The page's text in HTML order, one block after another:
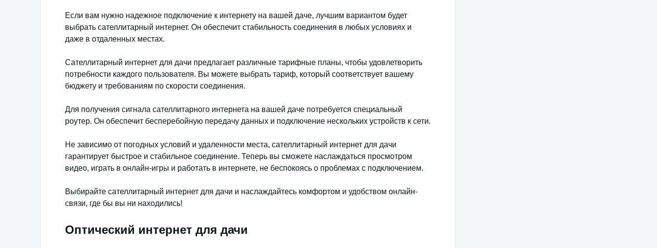
Если вам нужно надежное подключение к интернету на вашей даче, лучшим вариантом будет
выбрать сателлитарный интернет. Он обеспечит стабильность соединения в любых условиях и
даже в отдаленных местах.
Сателлитарный интернет для дачи предлагает различные тарифные планы, чтобы удовлетворить
потребности каждого пользователя. Вы можете выбрать тариф, который соответствует вашему
бюджету и требованиям по скорости соединения.
Для получения сигнала сателлитарного интернета на вашей даче потребуется специальный
роутер. Он обеспечит бесперебойную передачу данных и подключение нескольких устройств к сети.
Не зависимо от погодных условий и удаленности места, сателлитарный интернет для дачи
гарантирует быстрое и стабильное соединение. Теперь вы сможете наслаждаться просмотром
видео, играть в онлайн-игры и работать в интернете, не беспокоясь о проблемах с подключением.
Выбирайте сателлитарный интернет для дачи и наслаждайтесь комфортом и удобством онлайн-
связи, где бы вы ни находились!
Оптический интернет для дачи